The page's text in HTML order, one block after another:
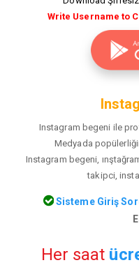
Write Username to
Instagram begeni ile
Medyada
Instagram begeni,
takipci,
Sisteme Giriş
Her saat